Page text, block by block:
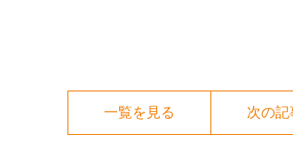
一覧を見る 次の記